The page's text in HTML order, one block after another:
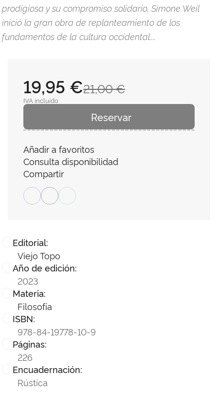
prodigiosa y su compromiso solidario, Simone Weil
inició la gran obra de replanteamiento de los
fundamentos de la cultura occidental....
Editorial:
Viejo Topo
Año de edición:
2023
Materia:
Filosofía
ISBN:
978-84-19778-10-9
Páginas:
226
Encuadernación:
Rústica
21,00 €
19,95 €
IVA incluido
Reservar
Añadir a favoritos
Consulta disponibilidad
Compartir